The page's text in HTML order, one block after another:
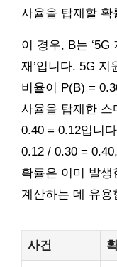
사율을 탑재할 확
이 경우, B는 ‘5G
재’입니다. 5G
비율이 P(B) =
사율을 탑재한
0.40 = 0.12입니
0.12 / 0.30 =
확률은 이미 발
계산하는 데 유용
사건